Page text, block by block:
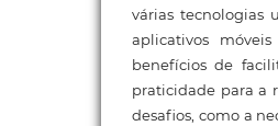
várias tecnologias
aplicativos
benefícios de
praticidade para a
desafios, como a